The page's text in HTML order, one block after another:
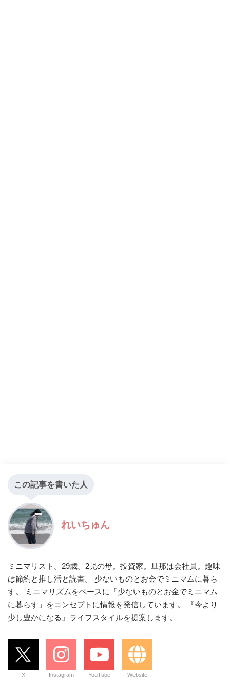
この記事を書いた人
れいちゅん
ミニマリスト。29歳。2児の母。投資家。旦那は会社員。趣味
は節約と推し活と読書。 少ないものとお金でミニマムに暮ら
す。 ミニマリズムをベースに「少ないものとお金でミニマム
に暮らす」をコンセプトに情報を発信しています。 『今より
少し豊かになる』ライフスタイルを提案します。
X Instagram YouTube Website